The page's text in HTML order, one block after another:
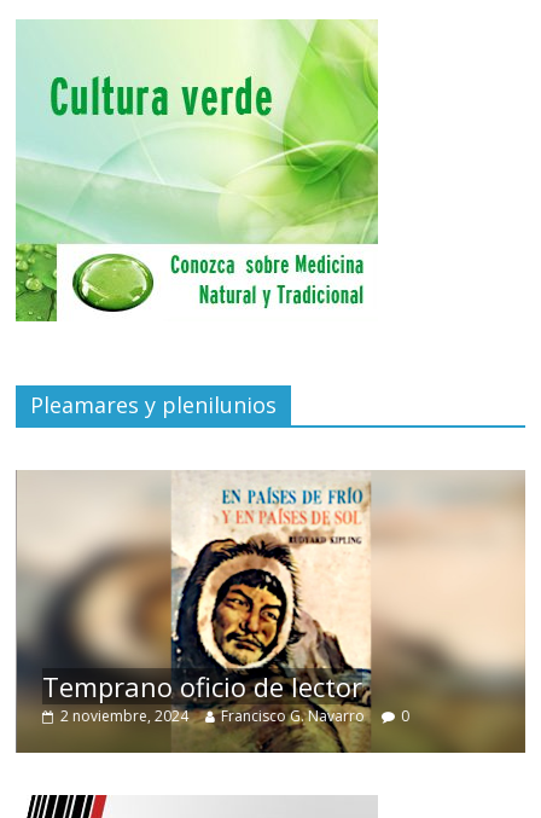
Pleamares y plenilunios
Temprano oficio de lector
2 noviembre, 2024 Francisco G. Navarro 0